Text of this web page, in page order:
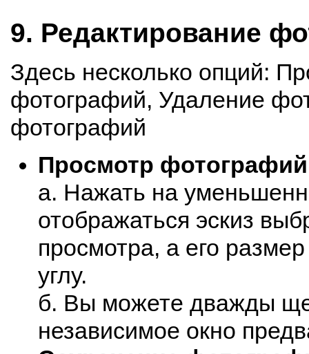
9. Редактирование
Здесь несколько опций:
фотографий, Удаление
фотографий
Просмотр фотографий
а. Нажать на
отображаться эскиз
просмотра, а его
углу.
б. Вы можете дважды
независимое окно